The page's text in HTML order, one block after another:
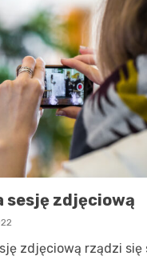
sesję zdjęciową
zdjęciową rządzi się